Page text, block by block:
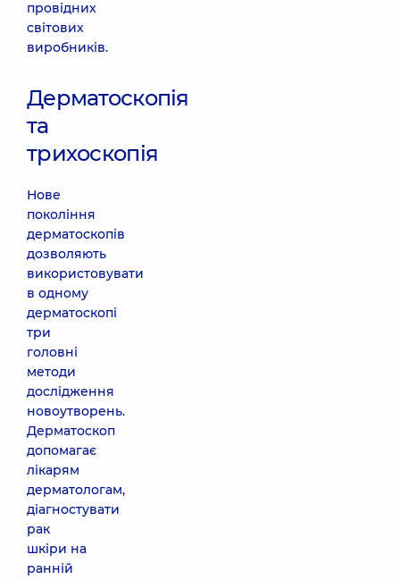
провідних
світових
виробників.
Дерматоскопія
та
трихоскопія
Нове
покоління
дерматоскопів
дозволяють
використовувати
в одному
дерматоскопі
три
головні
методи
дослідження
новоутворень.
Дерматоскоп
допомагає
лікарям
дерматологам,
діагностувати
рак
шкіри на
ранній